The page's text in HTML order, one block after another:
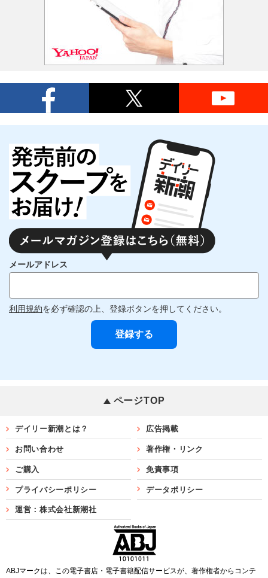
メールアドレス
利用規約を必ず確認の上、登録ボタンを押してください。
ページTOP
デイリー新潮とは？ 広告掲載
お問い合わせ 著作権・リンク
ご購入 免責事項
プライバシーポリシー データポリシー
運営：株式会社新潮社
ABJマークは、この電子書店・電子書籍配信サービスが、著作権者からコンテ